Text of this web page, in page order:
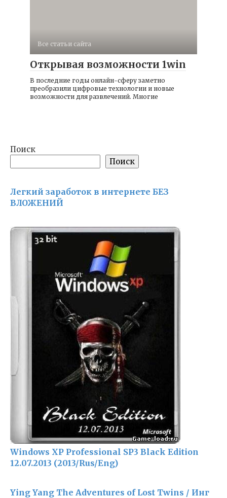
Все статьи сайта
Открывая возможности 1win
В последние годы онлайн-сферу заметно
преобразили цифровые технологии и новые
возможности для развлечений. Многие
Поиск
Поиск
Легкий заработок в интернете БЕЗ
ВЛОЖЕНИЙ
Windows XP Professional SP3 Black Edition
12.07.2013 (2013/Rus/Eng)
Ying Yang The Adventures of Lost Twins / Инг